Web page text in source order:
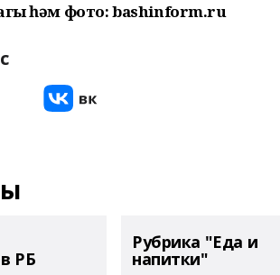
һәм фото: bashinform.ru
РБ
Рубрика "Еда и
напитки"